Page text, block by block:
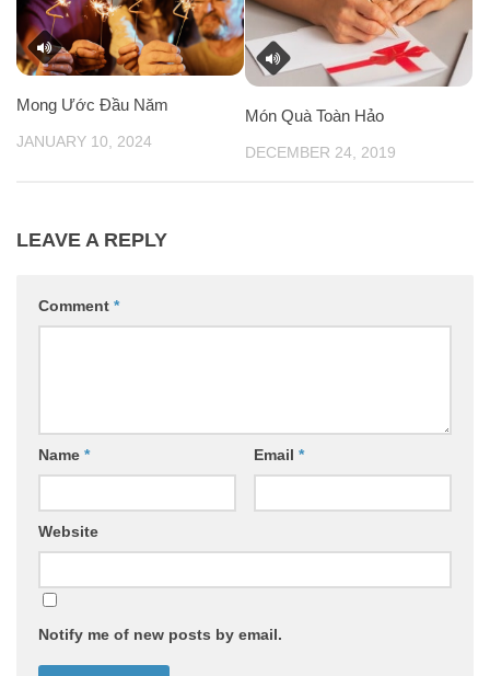
Mong Ước Đầu Năm
JANUARY 10, 2024
Món Quà Toàn Hảo
DECEMBER 24, 2019
LEAVE A REPLY
Comment *
Name * Email *
Website
Notify me of new posts by email.